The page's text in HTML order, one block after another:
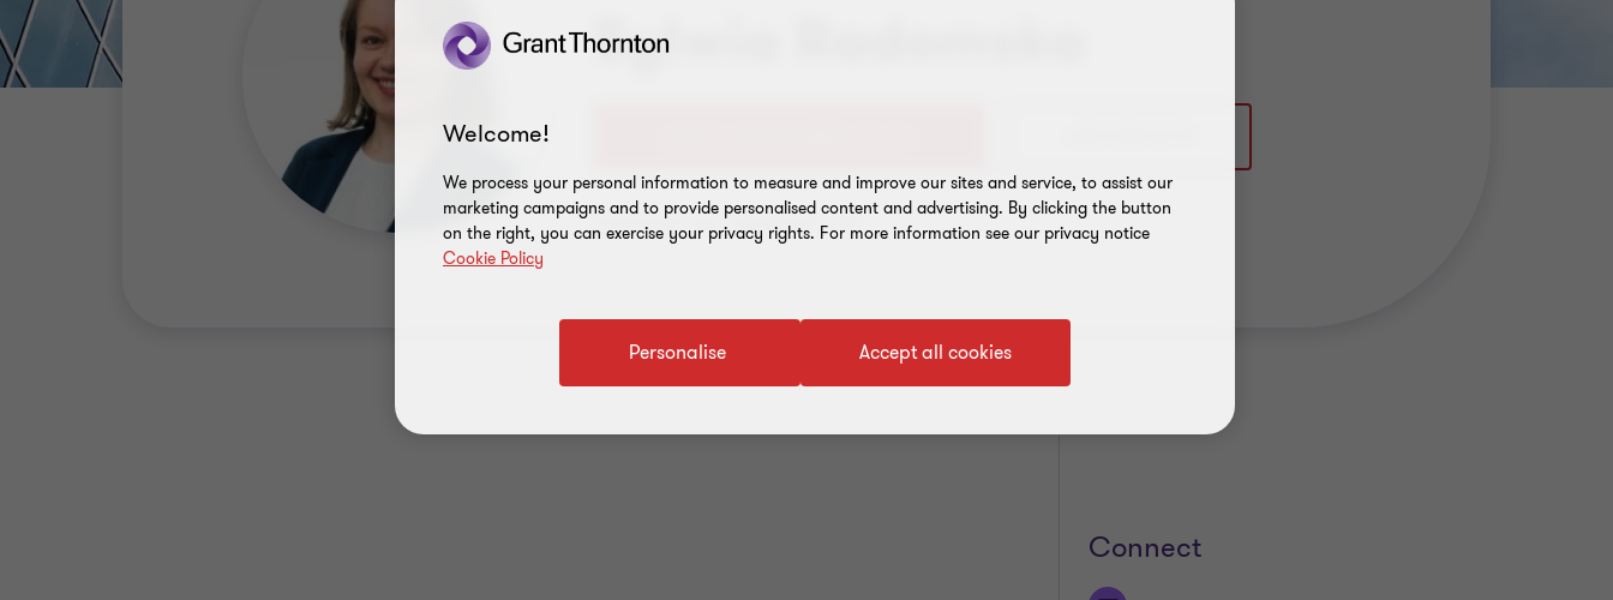
Sylwia Radomska
Toevoegen aan adresboek
Connect
Welcome!
We process your personal information to measure and improve our sites and service, to assist our
marketing campaigns and to provide personalised content and advertising. By clicking the button
on the right, you can exercise your privacy rights. For more information see our privacy notice
Cookie Policy
Accept all cookies
Personalise